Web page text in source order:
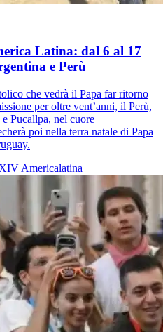
Latina: dal 6 al 17
e Perù
che vedrà il Papa far ritorno
per oltre vent’anni, il Perù,
Pucallpa, nel cuore
poi nella terra natale di Papa
XIV Americalatina